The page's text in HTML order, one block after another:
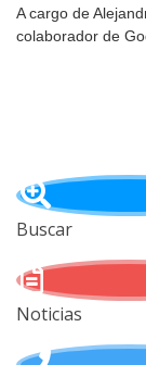
A cargo de
colaborador de
Buscar
Noticias